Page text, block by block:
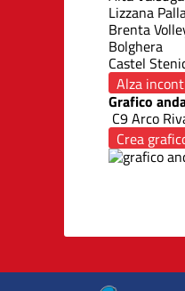
Lizzana
Brenta
Bolghera
Castel
Alza
Grafico
C9 Arco
Crea